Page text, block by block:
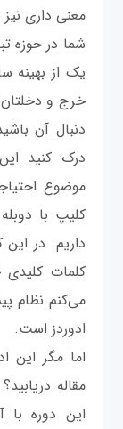
معنی داری نیز
شما در حوزه
یک از بهینه
خرج و دخلتان
دنبال آن
درک کنید
موضوع
کلیپ با
داریم. در
کلمات کلیدی
می‌کنم نظام
ادوردز است.
مقاله
این دوره